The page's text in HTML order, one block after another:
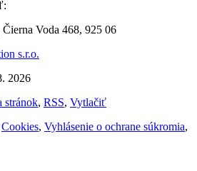
Voda 468, 925 06
s.r.o.
2026
stránok, RSS, Vytlačiť
Cookies, Vyhlásenie o ochrane súkromia,